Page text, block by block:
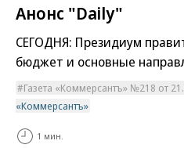
Анонс "Daily"
СЕГОДНЯ: Президиум
бюджет и основные
Газета «Коммерсантъ» №218 от
«Коммерсантъ»
1 мин.